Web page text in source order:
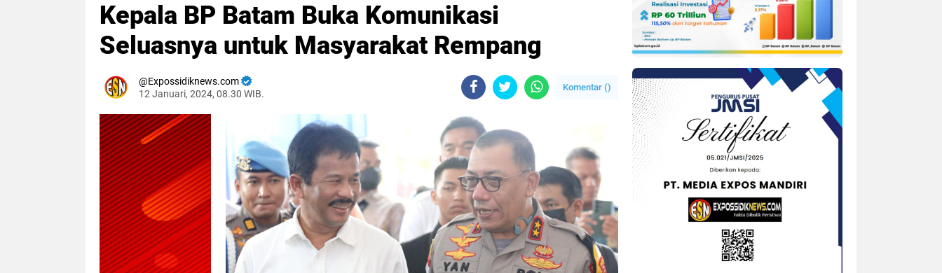
Kepala BP Batam Buka Komunikasi
Seluasnya untuk Masyarakat Rempang
Expossidiknews.com
12 Januari, 2024, 08.30 WIB.
Komentar ()